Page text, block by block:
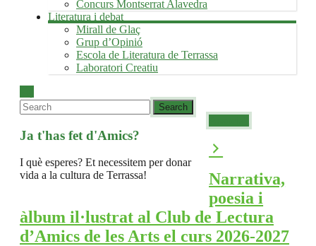
Concurs Montserrat Alavedra
Literatura i debat
Mirall de Glaç
Grup d’Opinió
Escola de Literatura de Terrassa
Laboratori Creatiu
Ja t'has fet d'Amics?
I què esperes? Et necessitem per donar
vida a la cultura de Terrassa!
Narrativa,
poesia i
àlbum il·lustrat al Club de Lectura
d’Amics de les Arts el curs 2026-2027